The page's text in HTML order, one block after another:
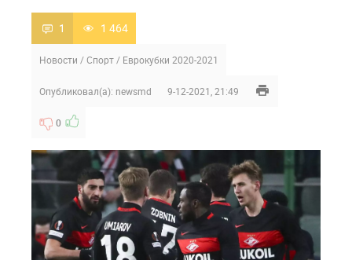
1 1 464
Новости /Спорт / Еврокубки 2020-2021
Опубликовал(а): newsmd 9-12-2021, 21:49
0